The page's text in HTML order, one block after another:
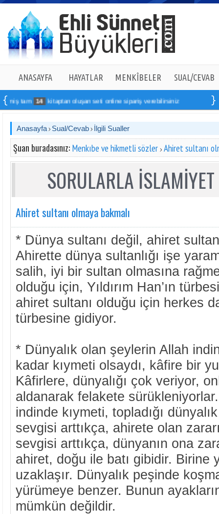
ANASAYFA HAYATLAR MENKÎBELER SUAL/CEVAB
tam 14 kitaptan oluşan seti online sipariş verebilirsiniz
Anasayfa Sual/Cevab İlgili Sualler
Şuan buradasınız: Menkıbe ve hikmetli sözler Ahiret sultanı
SORULARLA
Ahiret sultanı olmaya bakmalı
* Dünya sultanı değil, ahiret
Ahirette dünya sultanlığı işe
salih, iyi bir sultan olmasına
olduğu için, Yıldırım Han’ın
ahiret sultanı olduğu için herkes
türbesine gidiyor.
* Dünyalık olan şeylerin Allah
kadar kıymeti olsaydı, kâfire bir
Kâfirlere, dünyalığı çok veriyor,
aldanarak felakete
indinde kıymeti, topladığı
sevgisi arttıkça, ahirete olan
sevgisi arttıkça, dünyanın ona
ahiret, doğu ile batı gibidir. Birine
uzaklaşır. Dünyalık peşinde
yürümeye benzer. Bunun
mümkün değildir.